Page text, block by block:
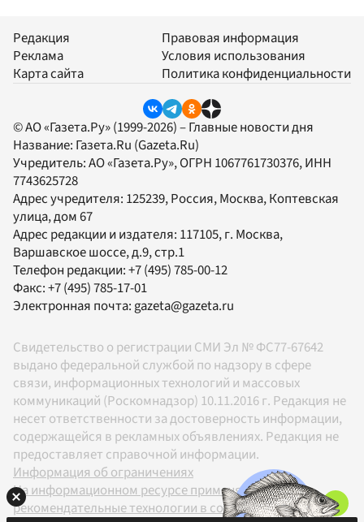
Редакция
Реклама
Карта сайта
Правовая информация
Условия использования
Политика конфиденциальности
© АО «Газета.Ру» (1999-2026) – Главные новости дня
Название: Газета.Ru (Gazeta.Ru)
Учредитель:АО «Газета.Ру», ОГРН 1067761730376, ИНН
7743625728
Адрес учредителя: 125239, Россия, Москва, Коптевская
улица, дом 67
Адрес редакции и издателя: 117105, г. Москва,
Варшавское шоссе, д.9, стр.1
Телефон редакции:+7 (495) 785-00-12
Факс:+7 (495) 785-17-01
Электронная почта: gazeta@gazeta.ru
Свидетельство о регистрации СМИ Эл № ФС77-67642
выдано федеральной службой по надзору в сфере
связи, информационных технологий и массовых
коммуникаций (Роскомнадзор) 10.11.2016 г. Редакция не
несет ответственности за достоверность информации,
содержащейся в рекламных объявлениях. Редакция не
предоставляет справочной информации.
Информация об ограничениях
На информационном ресурсе применяются
рекомендательные технологии в соответствии с